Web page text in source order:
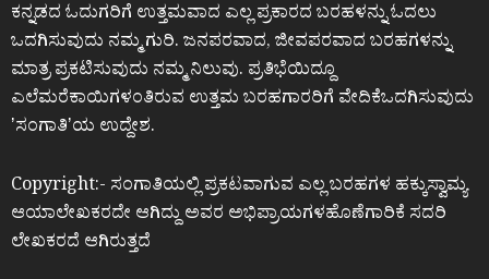
ಕನ್ನಡದ ಓದುಗರಿಗೆ ಉತ್ತಮವಾದ ಎಲ್ಲ ಪ್ರಕಾರದ ಬರಹಳನ್ನು ಓದಲು
ಒದಗಿಸುವುದು ನಮ್ಮ ಗುರಿ. ಜನಪರವಾದ, ಜೀವಪರವಾದ ಬರಹಗಳನ್ನು
ಮಾತ್ರ ಪ್ರಕಟಿಸುವುದು ನಮ್ಮ ನಿಲುವು. ಪ್ರತಿಭೆಯಿದ್ದೂ
ಎಲೆಮರೆಕಾಯಿಗಳಂತಿರುವ ಉತ್ತಮ ಬರಹಗಾರರಿಗೆ ವೇದಿಕೆಒದಗಿಸುವುದು
ʼಸಂಗಾತಿʼಯ ಉದ್ದೇಶ.
Copyright:- ಸಂಗಾತಿಯಲ್ಲಿ ಪ್ರಕಟವಾಗುವ ಎಲ್ಲ ಬರಹಗಳ ಹಕ್ಕುಸ್ವಾಮ್ಯ
ಆಯಾಲೇಖಕರದೇ ಆಗಿದ್ದು ಅವರ ಅಭಿಪ್ರಾಯಗಳಹೊಣೆಗಾರಿಕೆ ಸದರಿ
ಲೇಖಕರದೆ ಆಗಿರುತ್ತದೆ